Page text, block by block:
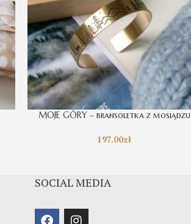
MOJE GÓRY – bransoletka z mosiądzu
197.00zł
SOCIAL MEDIA